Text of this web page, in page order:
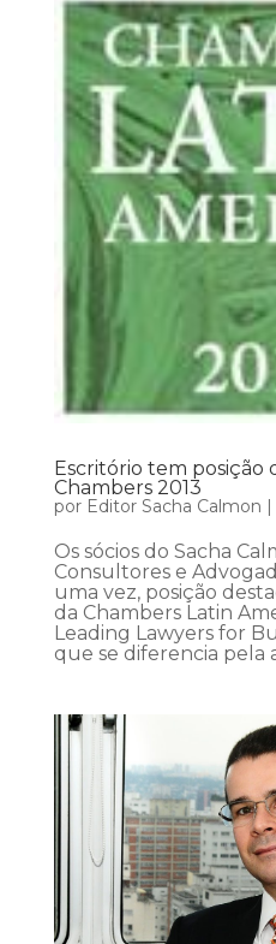
Escritório tem posição
Chambers 2013
por Editor Sacha Calmon |
Os sócios do Sacha
Consultores e
uma vez, posição
da Chambers Latin
Leading Lawyers for
que se diferencia pela